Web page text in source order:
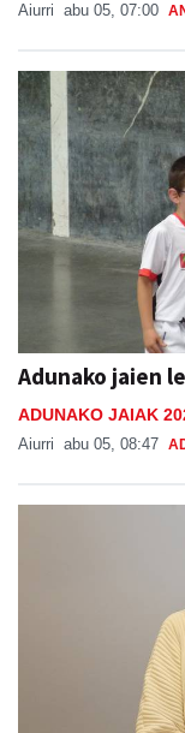
Aiurri abu 05, 07:00
Adunako jaien
ADUNAKO JAIAK
Aiurri abu 05, 08:47